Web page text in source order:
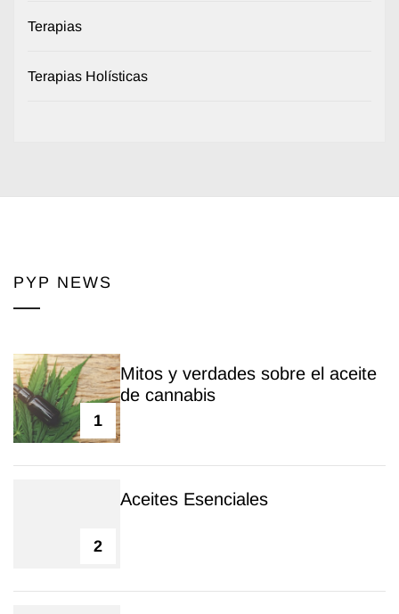
Terapias
Terapias Holísticas
PYP NEWS
1
Mitos y verdades sobre el aceite
de cannabis
2
Aceites Esenciales